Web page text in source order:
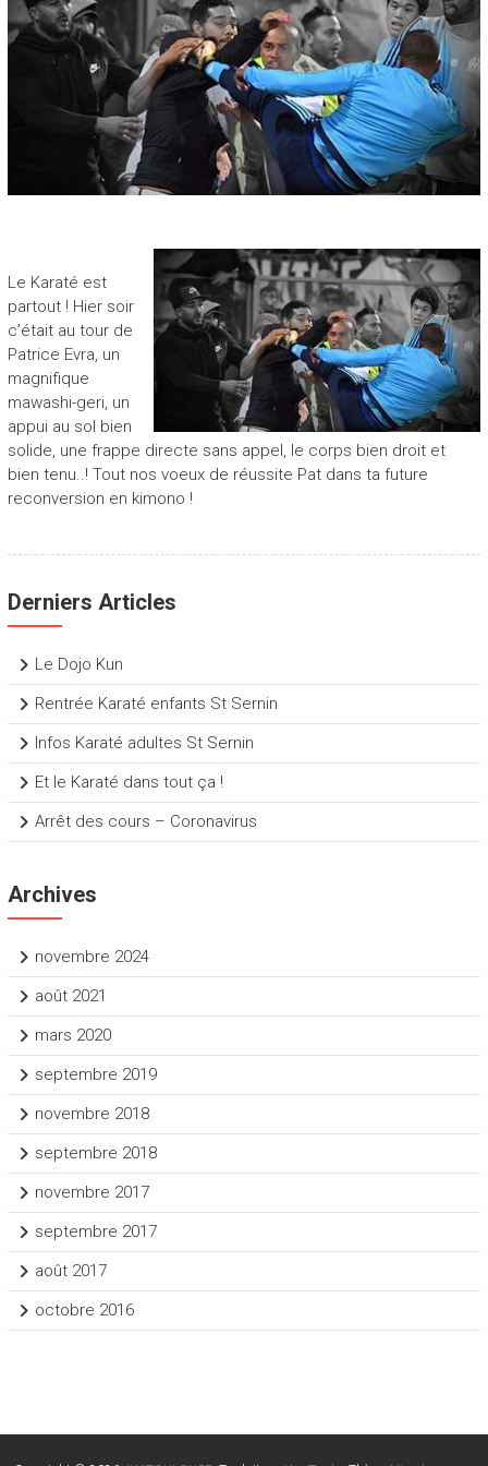
Le Karaté est
partout ! Hier soir
c’était au tour de
Patrice Evra, un
magnifique
mawashi-geri, un
appui au sol bien
solide, une frappe directe sans appel, le corps bien droit et
bien tenu..! Tout nos voeux de réussite Pat dans ta future
reconversion en kimono !
Derniers Articles
Le Dojo Kun
Rentrée Karaté enfants St Sernin
Infos Karaté adultes St Sernin
Et le Karaté dans tout ça !
Arrêt des cours – Coronavirus
Archives
novembre 2024
août 2021
mars 2020
septembre 2019
novembre 2018
septembre 2018
novembre 2017
septembre 2017
août 2017
octobre 2016